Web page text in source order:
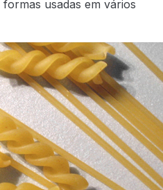
usadas em vários